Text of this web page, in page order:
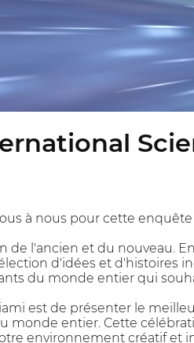
à nous pour cette
de l'ancien et du nouveau.
d'idées et d'histoires
du monde entier qui
est de présenter le
monde entier. Cette
environnement créatif et